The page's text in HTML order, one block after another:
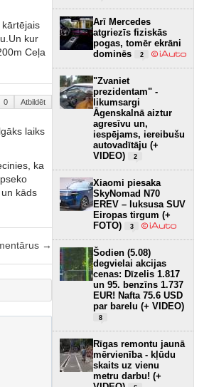
kur
Ceļa
0 Atbildēt
laiks
ka
kāds
→
Arī Mercedes
atgriezīs fiziskās
pogas, tomēr ekrāni
dominēs
2
"Zvaniet
prezidentam" -
likumsargi
Āgenskalnā aiztur
agresīvu un,
iespējams, iereibušu
autovadītāju (+
VIDEO)
2
Xiaomi piesaka
SkyNomad N70
EREV – luksusa SUV
Eiropas tirgum (+
FOTO)
3
Šodien (5.08)
degvielai akcijas
cenas: Dīzelis 1.817
un 95. benzīns 1.737
EUR! Nafta 75.6 USD
par barelu (+ VIDEO)
8
Rīgas remontu jaunā
mērvienība - kļūdu
skaits uz vienu
metru darbu! (+